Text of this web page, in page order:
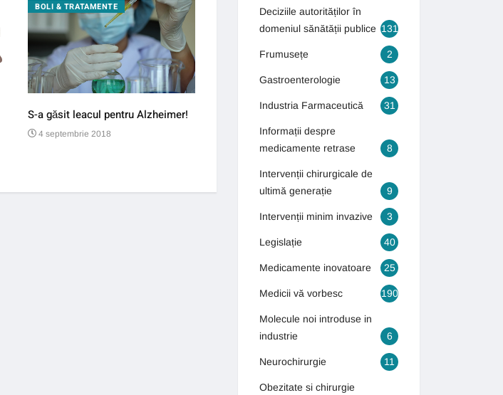
BOLI & TRATAMENTE
S-a găsit leacul pentru Alzheimer!
4 septembrie 2018
INTERVENȚII CHIRURGICALE DE
ULTIMĂ GENERAȚIE
Cum puteți scăpa de varice?
4 septembrie 2018
Deciziile autorităților în
domeniul sănătății publice 131
Frumusețe 2
Gastroenterologie 13
Industria Farmaceutică 31
Informații despre
medicamente retrase
8
Intervenții chirurgicale de
ultimă generație
9
Intervenții minim invazive 3
Legislație 40
Medicamente inovatoare 25
Medicii vă vorbesc 190
Molecule noi introduse in
industrie
6
Neurochirurgie 11
Obezitate si chirurgie